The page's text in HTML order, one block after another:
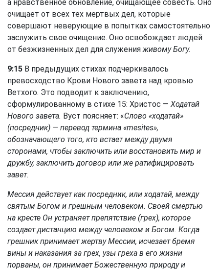
а нравственное обновление, очищающее совесть. Оно
очищает от всех тех мертвых дел, которые
совершают неверующие в попытках самостоятельно
заслужить свое очищение. Оно освобождает людей
от безжизненных дел для служенияживому Богу.
9:15 В предыдущих стихах подчеркивалось
превосходство Крови Нового завета над кровью
Ветхого. Это подводит к заключению,
сформулированному в стихе 15: Христос — Ходатай
Нового завета. Вуст поясняет: «Слово «ходатай»
(посредник) — перевод термина «mesites»,
обозначающего того, кто встает между двумя
сторонами, чтобы заключить или восстановить мир и
дружбу, заключить договор или же ратифицировать
завет.
Мессия действует как посредник, или ходатай, между
святым Богом и грешным человеком. Своей смертью
на кресте Он устраняет препятствие (грех), которое
создает дистанцию между человеком и Богом. Когда
грешник принимает жертву Мессии, исчезает бремя
вины и наказания за грех, узы греха в его жизни
порваны, он принимает Божественную природу и